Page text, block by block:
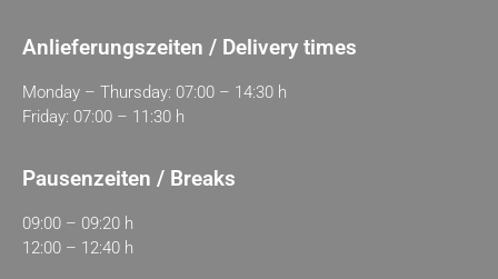
Anlieferungszeiten / Delivery times
Monday – Thursday: 07:00 – 14:30 h
Friday: 07:00 – 11:30 h
Pausenzeiten / Breaks
09:00 – 09:20 h
12:00 – 12:40 h